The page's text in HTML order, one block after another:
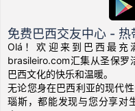
免费巴西交友中心 - 热
Olá！欢迎来到巴西最充
brasileiro.com汇集从圣保罗
巴西文化的快乐和温暖。
无论您身在巴西利亚的现代
瑙斯，都能发现与您分享对